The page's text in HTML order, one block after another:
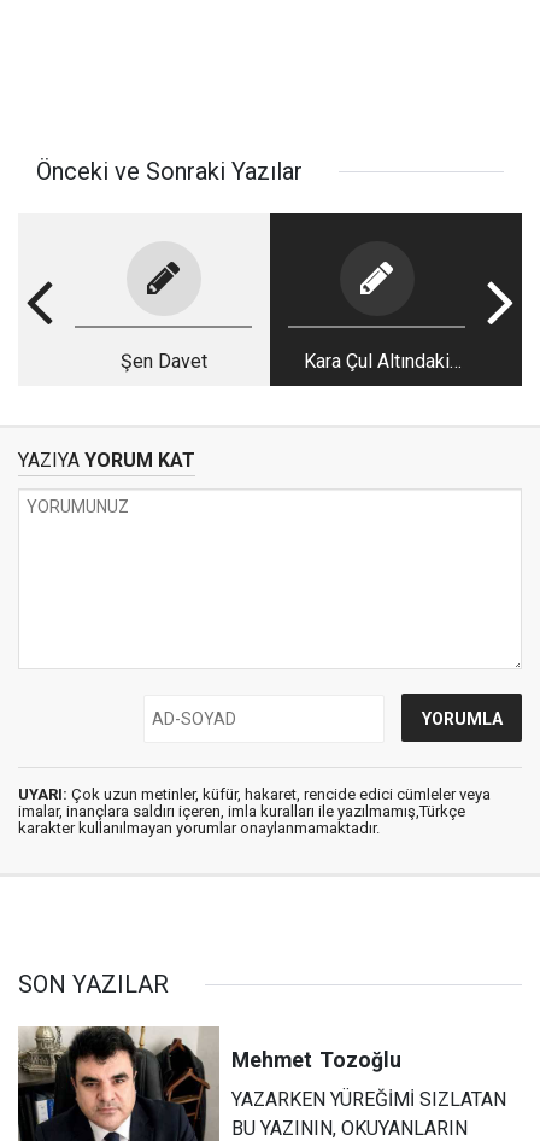
Önceki ve Sonraki Yazılar
Şen Davet
Kara Çul Altındaki
Medenî Adam
YAZIYA YORUM KAT
UYARI: Çok uzun metinler, küfür, hakaret, rencide edici cümleler veya
imalar, inançlara saldırı içeren, imla kuralları ile yazılmamış,Türkçe
karakter kullanılmayan yorumlar onaylanmamaktadır.
SON YAZILAR
Mehmet Tozoğlu
YAZARKEN YÜREĞİMİ SIZLATAN
BU YAZININ, OKUYANLARIN